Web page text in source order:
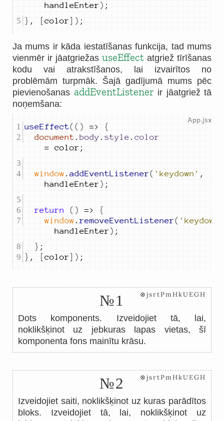
handleEnter ) ;
} , [color]) ;
Ja mums ir kāda iestatīšanas funkcija, tad mums
vienmēr ir jāatgriežas useEffect atgriež tīrīšanas
kodu vai atrakstīšanos, lai izvairītos no
problēmām turpmāk. Šajā gadījumā mums pēc
pievienošanas addEventListener ir jāatgriež tā
noņemšana:
useEffect(() =>
{
document . body . style . color
= color ;
window . addEventListener( 'keydown' ,
handleEnter ) ;
return () =>
{
window . removeEventListener( 'keydown'
handleEnter ) ;
} ;
} , [color]) ;
№1 ⊗jsrtPmHkUEGH
Dots komponents. Izveidojiet tā, lai,
noklikšķinot uz jebkuras lapas vietas, šī
komponenta fons mainītu krāsu.
№2 ⊗jsrtPmHkUEGH
Izveidojiet saiti, noklikšķinot uz kuras parādītos
bloks. Izveidojiet tā, lai, noklikšķinot uz